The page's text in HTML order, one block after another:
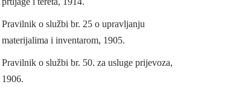
Pravilnik o službi br. 25 o upravljanju
materijalima i inventarom, 1905.
Pravilnik o službi br. 50. za usluge prijevoza,
1906.